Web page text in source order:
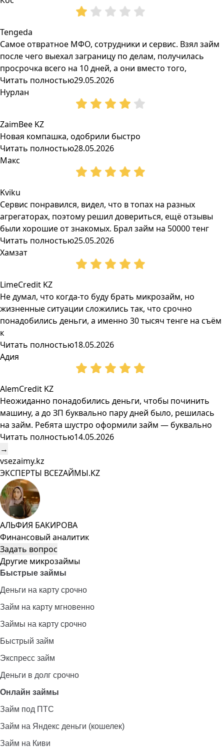
Tengeda
Самое отвратное МФО, сотрудники и сервис. Взял займ
после чего выехал заграницу по делам, получилась
просрочка всего на 10 дней, а они вместо того,
Читать полностью29.05.2026
Нурлан
ZaimBee KZ
Новая компашка, одобрили быстро
Читать полностью28.05.2026
Макс
Kviku
Сервис понравился, видел, что в топах на разных
агрегаторах, поэтому решил довериться, ещё отзывы
были хорошие от знакомых. Брал займ на 50000 тенг
Читать полностью25.05.2026
Хамзат
LimeCredit KZ
Не думал, что когда-то буду брать микрозайм, но
жизненные ситуации сложились так, что срочно
понадобились деньги, а именно 30 тысяч тенге на съём
к
Читать полностью18.05.2026
Адия
AlemCredit KZ
Неожиданно понадобились деньги, чтобы починить
машину, а до ЗП буквально пару дней было, решилась
на займ. Ребята шустро оформили займ — буквально
Читать полностью14.05.2026
→
vsezaimy.kz
ЭКСПЕРТЫ ВСЕZAЙМЫ.KZ
АЛЬФИЯ БАКИРОВА
Финансовый аналитик
Задать вопрос
Другие микрозаймы
Быстрые займы
Деньги на карту срочно
Займ на карту мгновенно
Займы на карту срочно
Быстрый займ
Экспресс займ
Деньги в долг срочно
Онлайн займы
Займ под ПТС
Займ на Яндекс деньги (кошелек)
Займ на Киви